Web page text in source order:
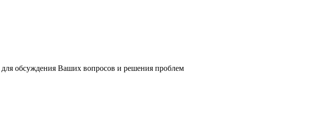
для обсуждения Ваших вопросов и решения проблем